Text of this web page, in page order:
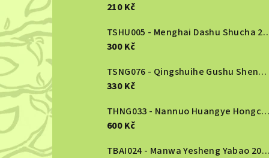
r
a
n
n
í
p
210 Kč
TSHU005 -
300 Kč
TSNG076 - Qingshuihe Gushu Shengcha 2024
330 Kč
THNG033 - Nannuo Huangye Hongcha 2024
600 Kč
TBAI024 - Manwa Yesheng Yabao 2025